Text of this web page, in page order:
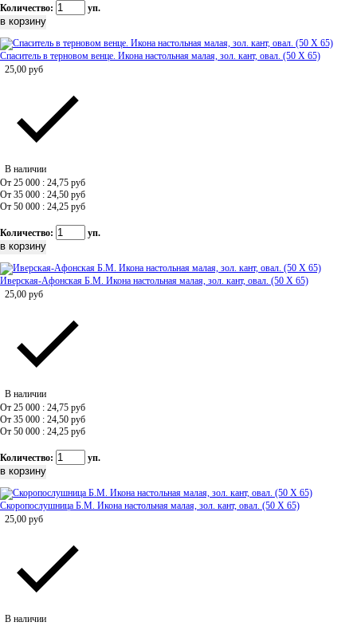
Количество: уп.
Спаситель в терновом венце. Икона настольная малая, зол. кант, овал. (50 Х 65)
25,00 руб
В наличии
От 25 000 : 24,75 руб
От 35 000 : 24,50 руб
От 50 000 : 24,25 руб
Количество: уп.
Иверская-Афонская Б.М. Икона настольная малая, зол. кант, овал. (50 Х 65)
25,00 руб
В наличии
От 25 000 : 24,75 руб
От 35 000 : 24,50 руб
От 50 000 : 24,25 руб
Количество: уп.
Скоропослушница Б.М. Икона настольная малая, зол. кант, овал. (50 Х 65)
25,00 руб
В наличии